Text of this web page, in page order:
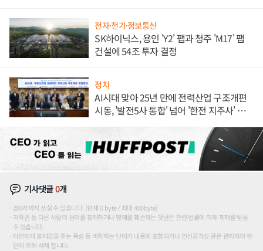
전자·전기·정보통신
SK하이닉스, 용인 'Y2' 팹과 청주 'M17' 팹
건설에 54조 투자 결정
정치
AI시대 맞아 25년 만에 전력산업 구조개편
시동, '발전5사 통합' 넘어 '한전 지주사' 재편
기사댓글0개
200자까지 쓰실 수 있습니다. (현재 0 byte / 최대 400byte)
저작권 등 다른 사람의 권리를 침해하거나 명예를 훼손하는 댓글은 관련 법률에 의해 제재를 받을
수 있습니다.
타인에게 불쾌감을 주는 욕설 등 비하하는 단어가 내용에 포함되거나 인신공격성 글은 관리자의 판
단에 의해 삭제 합니다.